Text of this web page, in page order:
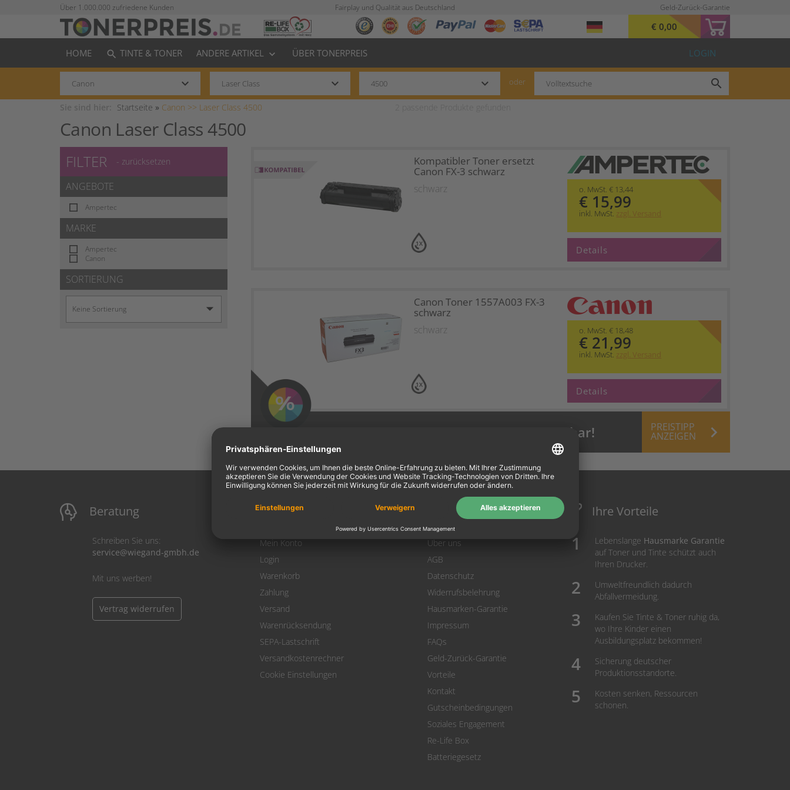
Über 1.000.000 zufriedene Kunden Fairplay und Qualität aus Deutschland Geld-Zurück-Garantie
€ 0,00
HOME search TINTE & TONER ANDERE ARTIKEL keyboard_arrow_down ÜBER TONERPREIS LOGIN
keyboard_arrow_down keyboard_arrow_down keyboard_arrow_down oder search
Startseite » Canon >> Laser Class 4500
Canon Laser Class 4500
FILTER - zurücksetzen
ANGEBOTE
Ampertec
MARKE
Ampertec
Canon
SORTIERUNG
1X
Kompatibler Toner ersetzt
Canon FX-3 schwarz
schwarz o. MwSt. € 13,44
€ 15,99
inkl. MwSt. zzgl. Versand
Details
1X
Canon Toner 1557A003 FX-3
schwarz
schwarz o. MwSt. € 18,48
€ 21,99
inkl. MwSt. zzgl. Versand
Details
Preistipp verfügbar! PREISTIPP
ANZEIGEN keyboard_arrow_right
Beratung
Schreiben Sie uns:
service@wiegand-gmbh.de
Mit uns werben!
Vertrag widerrufen
Mein Konto
Mein Konto
Login
Warenkorb
Zahlung
Versand
Warenrücksendung
SEPA-Lastschrift
Versandkostenrechner
Cookie Einstellungen
Information
Über uns
AGB
Datenschutz
Widerrufsbelehrung
Hausmarken-Garantie
Impressum
FAQs
Geld-Zurück-Garantie
Vorteile
Kontakt
Gutscheinbedingungen
Soziales Engagement
Re-Life Box
Batteriegesetz
Ihre Vorteile
Lebenslange Hausmarke Garantie
auf Toner und Tinte schützt auch
Ihren Drucker.
Umweltfreundlich dadurch
Abfallvermeidung.
Kaufen Sie Tinte & Toner ruhig da,
wo Ihre Kinder einen
Ausbildungsplatz bekommen!
Sicherung deutscher
Produktionsstandorte.
Kosten senken, Ressourcen
schonen.